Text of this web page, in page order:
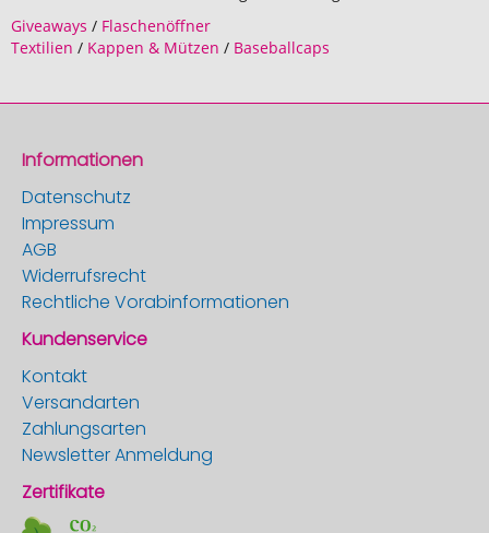
Giveaways / Flaschenöffner
Textilien / Kappen & Mützen / Baseballcaps
Informationen
Datenschutz
Impressum
AGB
Widerrufsrecht
Rechtliche Vorabinformationen
Kundenservice
Kontakt
Versandarten
Zahlungsarten
Newsletter Anmeldung
Zertifikate